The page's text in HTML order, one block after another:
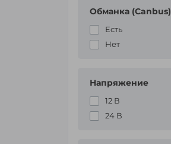
Обманка (Canbus)
Есть
Нет
Напряжение
12 В
24 В